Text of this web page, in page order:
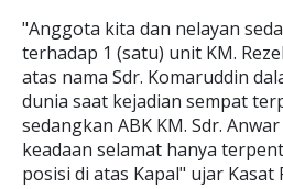
"Anggota kita dan nelayan
terhadap 1 (satu) unit KM.
atas nama Sdr. Komaruddin
dunia saat kejadian sempat
sedangkan ABK KM. Sdr.
keadaan selamat hanya
posisi di atas Kapal" ujar Kasat